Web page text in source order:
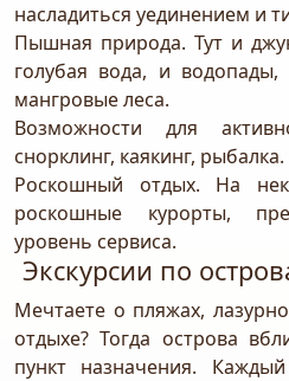
насладиться уединением и
Пышная природа. Тут и
голубая вода, и
мангровые леса.
Возможности для
снорклинг, каякинг, рыбалка.
Роскошный отдых. На
роскошные курорты,
уровень сервиса.
Экскурсии по
Мечтаете о пляжах,
отдыхе? Тогда острова
пункт назначения.